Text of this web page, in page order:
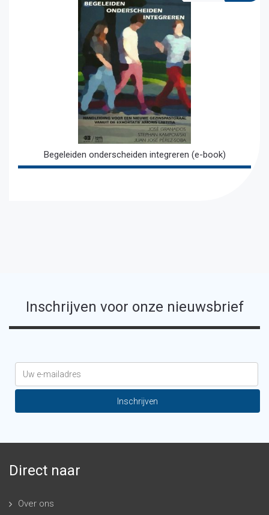
Begeleiden onderscheiden integreren (e-book)
Inschrijven voor onze nieuwsbrief
Direct naar
Over ons